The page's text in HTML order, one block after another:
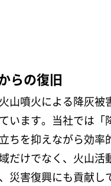
らの復旧
山噴火による降灰
います。当社では
ちを抑えながら効
だけでなく、火山
災害復興にも貢献し